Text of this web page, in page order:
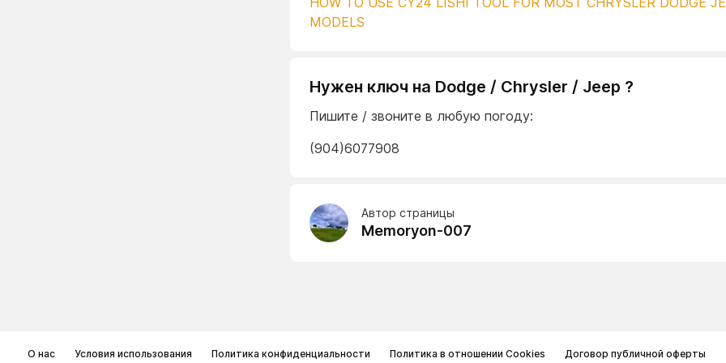
MODELS
Нужен ключ на Dodge / Chrysler / Jeep ?
Пишите / звоните в любую погоду:
(904)6077908
Автор страницы
Memoryon-007
О нас Условия использования Политика конфиденциальности Политика в отношении Cookies Договор публичной оферты